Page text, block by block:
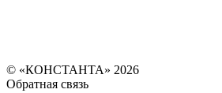
© «КОНСТАНТА» 2026
Обратная связь